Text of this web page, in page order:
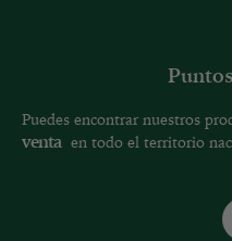
Puedes encontrar nuestros
venta en todo el territorio